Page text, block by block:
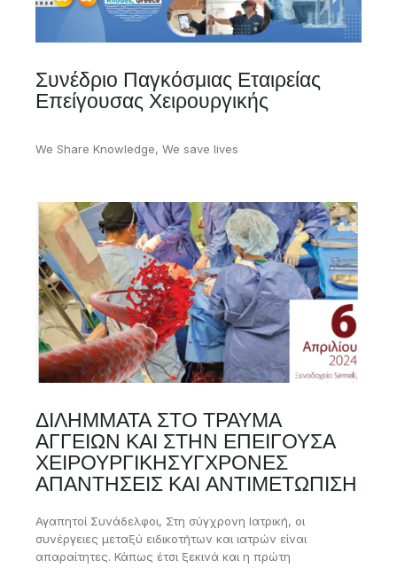
Συνέδριο Παγκόσμιας Εταιρείας
Επείγουσας Χειρουργικής
We Share Knowledge, We save lives
ΔΙΛΗΜΜΑΤΑ ΣΤΟ ΤΡΑΥΜΑ
ΑΓΓΕΙΩΝ ΚΑΙ ΣΤΗΝ ΕΠΕΙΓΟΥΣΑ
ΧΕΙΡΟΥΡΓΙΚΗΣΥΓΧΡΟΝΕΣ
ΑΠΑΝΤΗΣΕΙΣ ΚΑΙ ΑΝΤΙΜΕΤΩΠΙΣΗ
Αγαπητοί Συνάδελφοι, Στη σύγχρονη Ιατρική, οι
συνέργειες μεταξύ ειδικοτήτων και ιατρών είναι
απαραίτητες. Κάπως έτσι ξεκινά και η πρώτη